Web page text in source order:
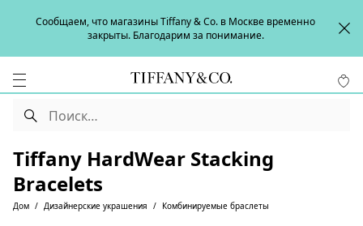
Сообщаем, что магазины Tiffany & Co. в Москве временно
закрыты. Благодарим за понимание.
Tiffany HardWear Stacking
Bracelets
Дом Дизайнерские украшения Комбинируемые браслеты